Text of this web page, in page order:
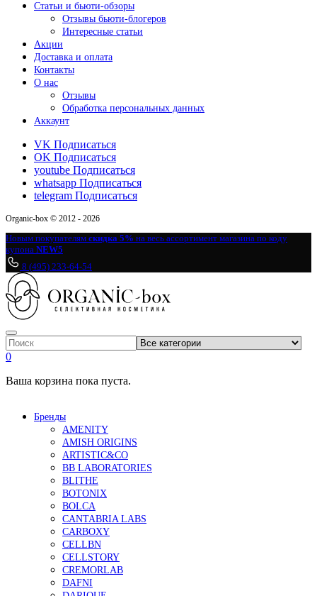
Статьи и бьюти-обзоры
Отзывы бьюти-блогеров
Интересные статьи
Акции
Доставка и оплата
Контакты
О нас
Отзывы
Обработка персональных данных
Аккаунт
VK Подписаться
OK Подписаться
youtube Подписаться
whatsapp Подписаться
telegram Подписаться
Organic-box © 2012 - 2026
Новым покупателям скидка 5% на весь ассортимент магазина по коду
купона NEW5
8 (495) 233-64-54
0
Ваша корзина пока пуста.
Бренды
AMENITY
AMISH ORIGINS
ARTISTIC&CO
BB LABORATORIES
BLITHE
BOTONIX
BOLCA
CANTABRIA LABS
CARBOXY
CELLBN
CELLSTORY
CREMORLAB
DAFNI